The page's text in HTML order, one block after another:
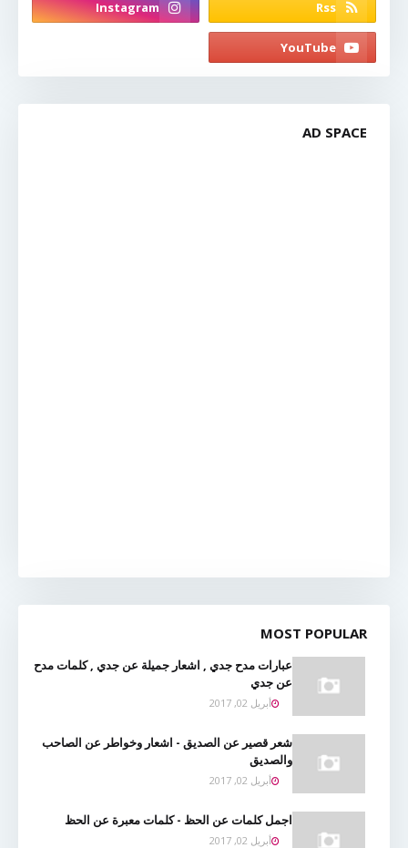
AD SPACE
MOST POPULAR
عبارات مدح جدي , اشعار جميلة عن جدي , كلمات مدح
عن جدي
أبريل 02, 2017
شعر قصير عن الصديق - اشعار وخواطر عن الصاحب
والصديق
أبريل 02, 2017
اجمل كلمات عن الحظ - كلمات معبرة عن الحظ
أبريل 02, 2017